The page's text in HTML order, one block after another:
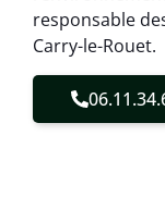
responsable
Carry-le-Rouet.